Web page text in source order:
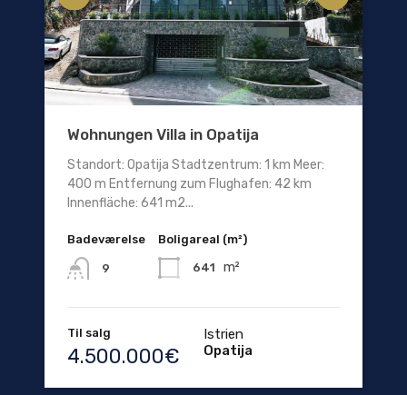
Wohnungen Villa in Opatija
Standort: Opatija Stadtzentrum: 1 km Meer:
400 m Entfernung zum Flughafen: 42 km
Innenfläche: 641 m2...
Badeværelse
9
Boligareal (m²)
641 m²
Til salg
4.500.000€
Istrien
Opatija